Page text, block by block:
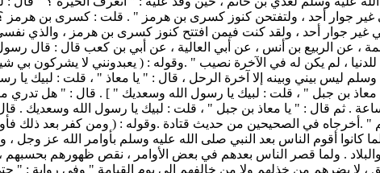
غير جوار أحد ، ولتفتحن كنوز كسرى بن هرمز " . قلت : كسرى بن هرمز
جوار أحد ، ولقد كنت فيمن افتتح كنوز كسرى بن هرمز ، والذي نفسي
، عن الربيع بن أنس ، عن أبي العالية ، عن أبي بن كعب قال : قال
، لم يكن له في الآخرة نصيب " .وقوله : ( يعبدونني لا يشركون بي
وسلم ليس بيني وبينه إلا آخرة الرحل ، قال : " يا معاذ " ، قلت : لبيك
بن جبل " ، قلت : لبيك يا رسول الله وسعديك " ] . قال : " هل تدري
. ثم قال : " يا معاذ بن جبل " ، قلت : لبيك يا رسول الله وسعديك .
" .أخرجاه في الصحيحين من حديث قتادة .وقوله : ( ومن كفر بعد
كانوا أقوم الناس بعد النبي صلى الله عليه وسلم بأوامر الله عز
والبلاد . ولما قصر الناس بعدهم في بعض الأوامر ، نقص ظهورهم
لا يضرهم من خذلهم ولا من خالفهم إلى يوم القيامة " وفي رواية : "